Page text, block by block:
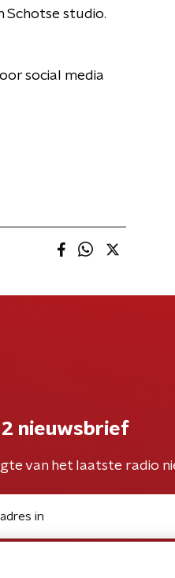
Schotse studio.
social media
2 nieuwsbrief
van het laatste radio